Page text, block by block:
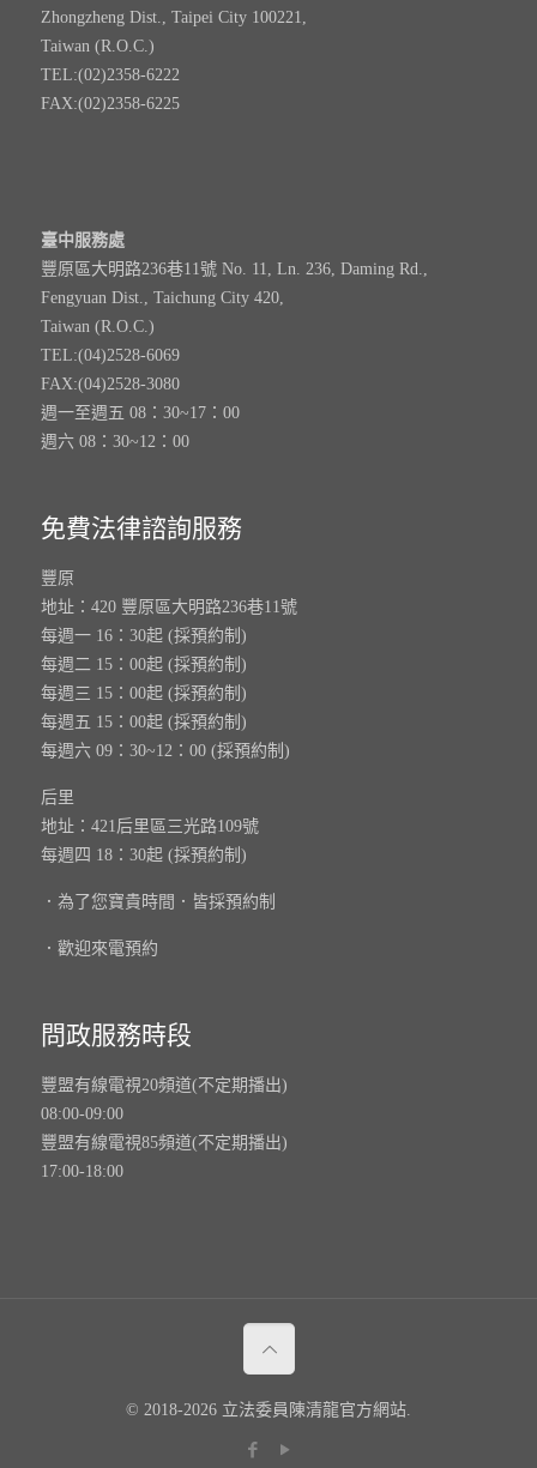
Zhongzheng Dist., Taipei City 100221,
Taiwan (R.O.C.)
TEL:(02)2358-6222
FAX:(02)2358-6225
臺中服務處
豐原區大明路236巷11號 No. 11, Ln. 236, Daming Rd.,
Fengyuan Dist., Taichung City 420,
Taiwan (R.O.C.)
TEL:(04)2528-6069
FAX:(04)2528-3080
週一至週五 08：30~17：00
週六 08：30~12：00
免費法律諮詢服務
豐原
地址：420 豐原區大明路236巷11號
每週一 16：30起 (採預約制)
每週二 15：00起 (採預約制)
每週三 15：00起 (採預約制)
每週五 15：00起 (採預約制)
每週六 09：30~12：00 (採預約制)
后里
地址：421后里區三光路109號
每週四 18：30起 (採預約制)
．為了您寶貴時間．皆採預約制
．歡迎來電預約
問政服務時段
豐盟有線電視20頻道(不定期播出)
08:00-09:00
豐盟有線電視85頻道(不定期播出)
17:00-18:00
© 2018-2026 立法委員陳清龍官方網站.